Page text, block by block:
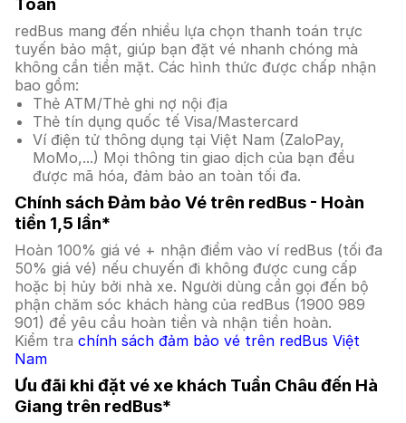
redBus mang đến nhiều lựa chọn thanh toán trực
tuyến bảo mật, giúp bạn đặt vé nhanh chóng mà
không cần tiền mặt. Các hình thức được chấp nhận
bao gồm:
Thẻ ATM/Thẻ ghi nợ nội địa
Thẻ tín dụng quốc tế Visa/Mastercard
Ví điện tử thông dụng tại Việt Nam (ZaloPay,
MoMo,...) Mọi thông tin giao dịch của bạn đều
được mã hóa, đảm bảo an toàn tối đa.
Chính sách Đảm bảo Vé trên redBus - Hoàn
tiền 1,5 lần*
Hoàn 100% giá vé + nhận điểm vào ví redBus (tối đa
50% giá vé) nếu chuyến đi không được cung cấp
hoặc bị hủy bởi nhà xe. Người dùng cần gọi đến bộ
phận chăm sóc khách hàng của redBus (1900 989
901) để yêu cầu hoàn tiền và nhận tiền hoàn.
Kiểm tra chính sách đảm bảo vé trên redBus Việt
Nam
Ưu đãi khi đặt vé xe khách Tuần Châu đến Hà
Giang trên redBus*